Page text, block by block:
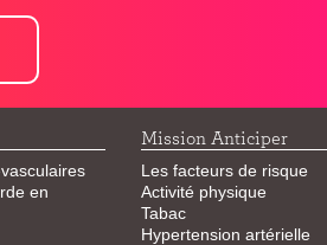
en
Mission Anticiper
Les facteurs de risque
Activité physique
Tabac
Hypertension artérielle